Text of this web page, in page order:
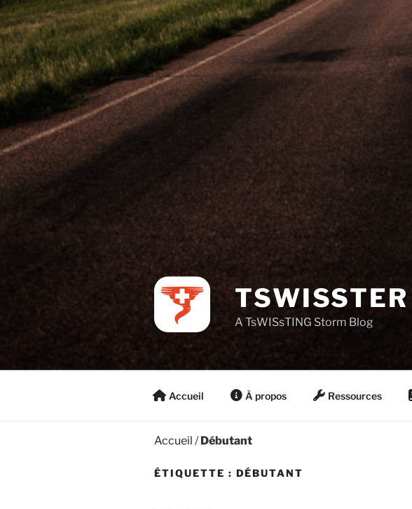
TSWISSTER
A TsWISsTING Storm Blog
Accueil À propos Ressources
Accueil /Débutant
ÉTIQUETTE : DÉBUTANT